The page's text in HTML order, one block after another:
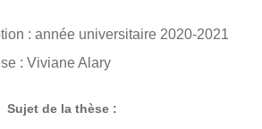
: année universitaire 2020-2021
: Viviane Alary
Sujet de la thèse :